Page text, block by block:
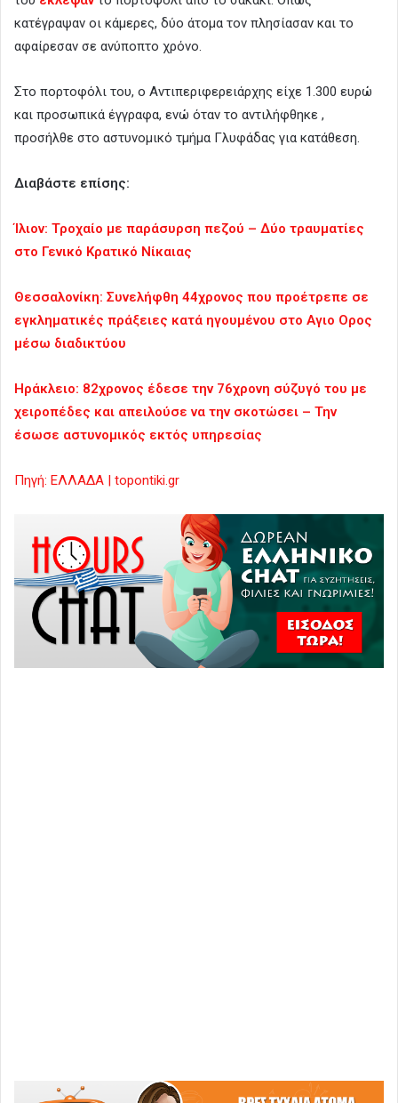
κατέγραψαν οι κάμερες, δύο άτομα τον πλησίασαν και το
αφαίρεσαν σε ανύποπτο χρόνο.
Στο πορτοφόλι του, ο Αντιπεριφερειάρχης είχε 1.300 ευρώ
και προσωπικά έγγραφα, ενώ όταν το αντιλήφθηκε ,
προσήλθε στο αστυνομικό τμήμα Γλυφάδας για κατάθεση.
Διαβάστε επίσης:
Ίλιον: Τροχαίο με παράσυρση πεζού – Δύο τραυματίες
στο Γενικό Κρατικό Νίκαιας
Θεσσαλονίκη: Συνελήφθη 44χρονος που προέτρεπε σε
εγκληματικές πράξειες κατά ηγουμένου στο Αγιο Ορος
μέσω διαδικτύου
Ηράκλειο: 82χρονος έδεσε την 76χρονη σύζυγό του με
χειροπέδες και απειλούσε να την σκοτώσει – Την
έσωσε αστυνομικός εκτός υπηρεσίας
Πηγή: ΕΛΛΑΔΑ | topontiki.gr